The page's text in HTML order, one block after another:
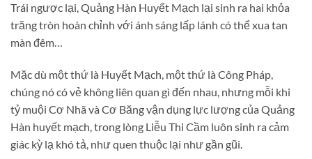
Trái ngược lại, Quảng Hàn Huyết Mạch lại sinh ra hai khỏa
trăng tròn hoàn chỉnh với ánh sáng lấp lánh có thể xua tan
màn đêm…
Mặc dù một thứ là Huyết Mạch, một thứ là Công Pháp,
chúng nó có vẻ không liên quan gì đến nhau, nhưng mỗi khi
tỷ muội Cơ Nhã và Cơ Băng vận dụng lực lượng của Quảng
Hàn huyết mạch, trong lòng Liễu Thi Cầm luôn sinh ra cảm
giác kỳ lạ khó tả, như quen thuộc lại như gần gũi.